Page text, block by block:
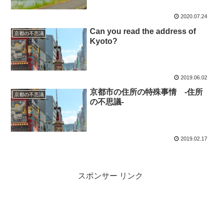
2020.07.24
京都の不思議
Can you read the address of
Kyoto?
2019.06.02
京都の不思議
京都市の住所の特殊事情 -住所
の不思議-
2019.02.17
スポンサー リンク